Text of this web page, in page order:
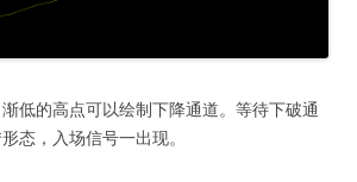
低的高点可以绘制下降通道。等待下破通
态，入场信号一出现。